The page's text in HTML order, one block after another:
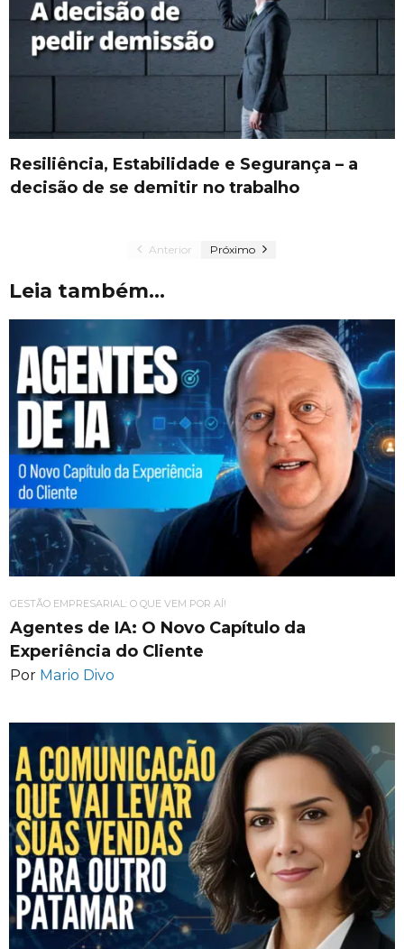
Resiliência, Estabilidade e Segurança – a
decisão de se demitir no trabalho
Anterior Próximo
Leia também...
GESTÃO EMPRESARIAL: O QUE VEM POR AÍ!
Agentes de IA: O Novo Capítulo da
Experiência do Cliente
Por Mario Divo